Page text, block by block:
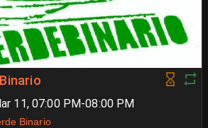
11, 07:00 PM-08:00 PM
Binario